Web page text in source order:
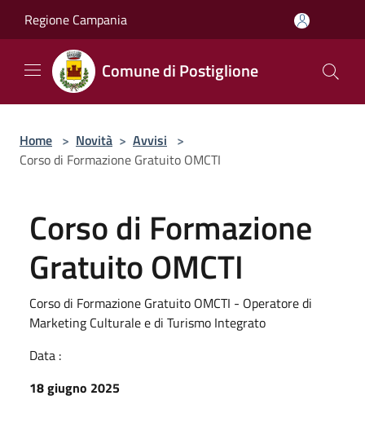
Regione Campania
Comune di Postiglione
Home > Novità > Avvisi >
Corso di Formazione Gratuito OMCTI
Corso di Formazione
Gratuito OMCTI
Corso di Formazione Gratuito OMCTI - Operatore di
Marketing Culturale e di Turismo Integrato
Data :
18 giugno 2025